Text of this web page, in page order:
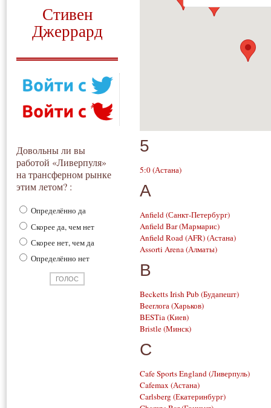
Стивен
Джеррард
Довольны ли вы
работой «Ливерпуля»
на трансферном рынке
этим летом? :
Определённо да
Скорее да, чем нет
Скорее нет, чем да
Определённо нет
5
5:0(Астана)
A
Anfield(Санкт-Петербург)
Anfield Bar(Мармарис)
Anfield Road (AFR)(Астана)
Assorti Arena(Алматы)
B
Becketts Irish Pub (Будапешт)
Beerлога(Харьков)
BESTia(Киев)
Bristle(Минск)
C
Cafe Sports England(Ливерпуль)
Cafemax (Астана)
Carlsberg (Екатеринбург)